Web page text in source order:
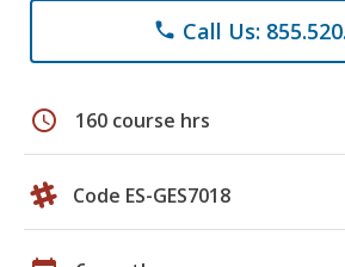
phone Call Us:
schedule 160 course hrs
Code ES-GES7018